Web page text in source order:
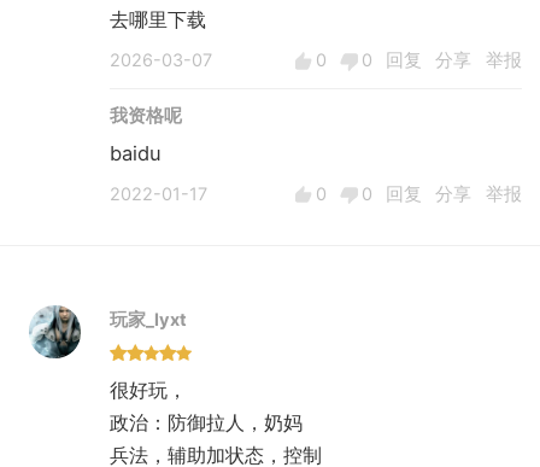
去哪里下载
2026-03-07 0 0 回复 分享 举报
我资格呢
baidu
2022-01-17 0 0 回复 分享 举报
玩家_lyxt
很好玩，
政治：防御拉人，奶妈
兵法，辅助加状态，控制